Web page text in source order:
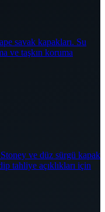
savak kapakları. Su
ve taşkın koruma
ve düz sürgü kapak
tahliye açıklıkları için